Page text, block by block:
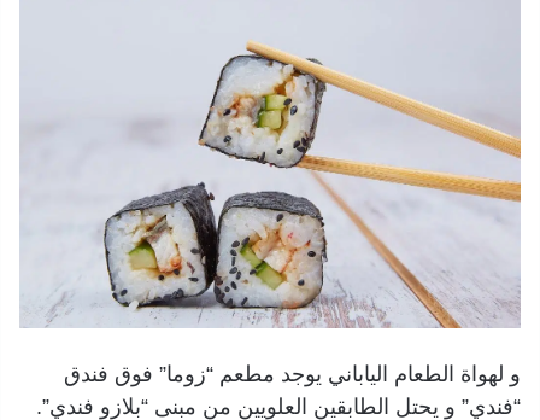
و لهواة الطعام الياباني يوجد مطعم “زوما” فوق فندق
“فندي” و يحتل الطابقين العلويين من مبنى “بلازو فندي”.